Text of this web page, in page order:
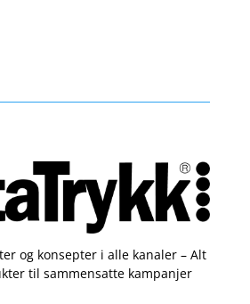
og konsepter i alle kanaler – Alt
til sammensatte kampanjer